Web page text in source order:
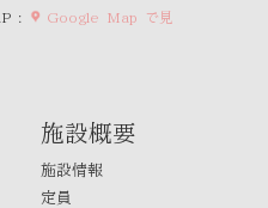
:
Google Map で見
施設概要
施設情報
定員